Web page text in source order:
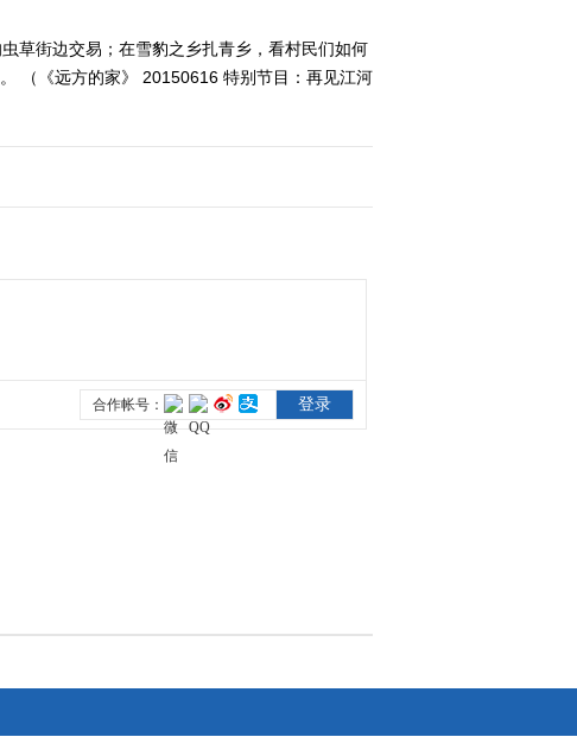
草街边交易；在雪豹之乡扎青乡，看村民们如何
（《远方的家》 20150616 特别节目：再见江河